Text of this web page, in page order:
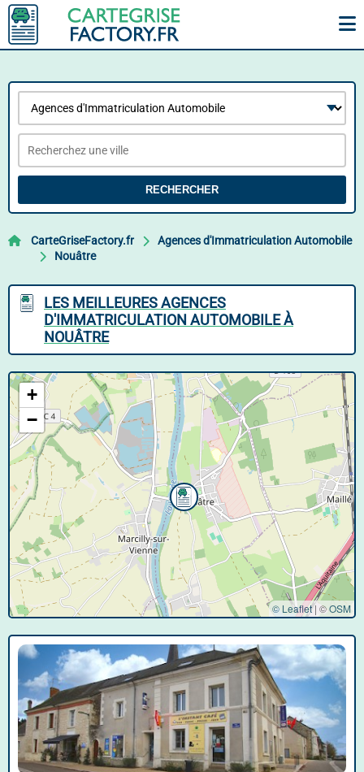
RECHERCHER
CarteGriseFactory.fr
Agences d'Immatriculation Automobile
Nouâtre
LES MEILLEURES AGENCES
D'IMMATRICULATION AUTOMOBILE À
NOUÂTRE
+
−
© Leaflet| ©OSM